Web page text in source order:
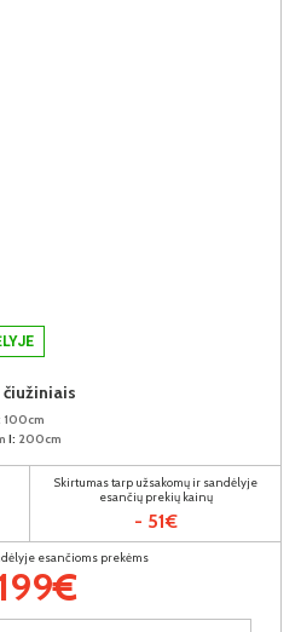
čiužiniais
100cm
I: 200cm
Skirtumas tarp užsakomų ir sandėlyje
esančių prekių kainų
- 51€
esančioms prekėms